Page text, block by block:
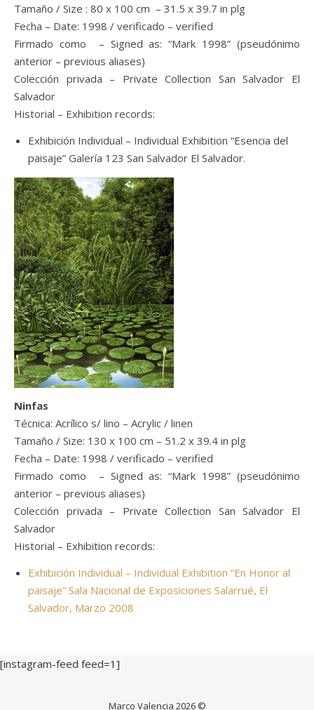
Tamaño / Size : 80 x 100 cm – 31.5 x 39.7 in plg
Fecha – Date: 1998 / verificado – verified
Firmado como – Signed as: “Mark 1998” (pseudónimo
anterior – previous aliases)
Colección privada – Private Collection San Salvador El
Salvador
Historial – Exhibition records:
Exhibición Individual – Individual Exhibition “Esencia del
paisaje” Galería 123 San Salvador El Salvador.
Ninfas
Técnica: Acrílico s/ lino – Acrylic / linen
Tamaño / Size: 130 x 100 cm – 51.2 x 39.4 in plg
Fecha – Date: 1998 / verificado – verified
Firmado como – Signed as: “Mark 1998” (pseudónimo
anterior – previous aliases)
Colección privada – Private Collection San Salvador El
Salvador
Historial – Exhibition records:
Exhibición Individual – Individual Exhibition “En Honor al
paisaje” Sala Nacional de Exposiciones Salarrué, El
Salvador, Marzo 2008
[instagram-feed feed=1]
Marco Valencia 2026 ©